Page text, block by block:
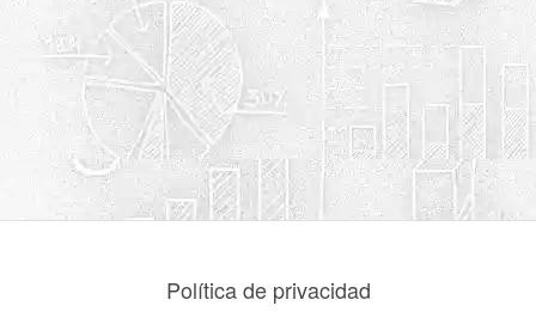
Política de privacidad